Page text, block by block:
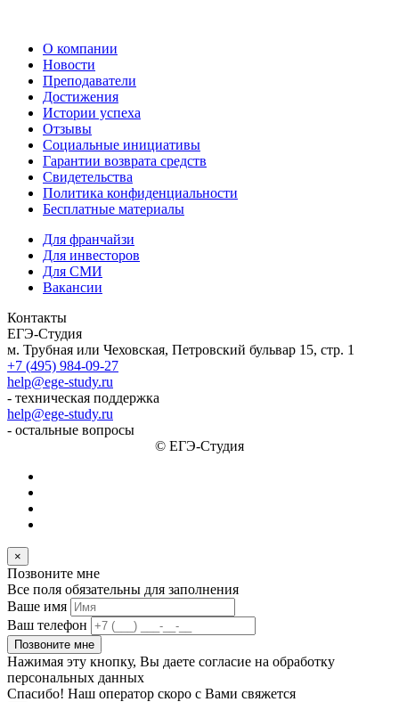
О компании
Новости
Преподаватели
Достижения
Истории успеха
Отзывы
Социальные инициативы
Гарантии возврата средств
Свидетельства
Политика конфиденциальности
Бесплатные материалы
Для франчайзи
Для инвесторов
Для СМИ
Вакансии
Контакты
ЕГЭ-Студия
м. Трубная или Чеховская, Петровский бульвар 15, стр. 1
+7 (495) 984-09-27
help@ege-study.ru
- техническая поддержка
help@ege-study.ru
- остальные вопросы
© ЕГЭ-Студия
×
Позвоните мне
Все поля обязательны для заполнения
Ваше имя
Ваш телефон
Позвоните мне
Нажимая эту кнопку, Вы даете согласие на обработку
персональных данных
Спасибо! Наш оператор скоро с Вами свяжется